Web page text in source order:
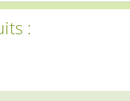
: